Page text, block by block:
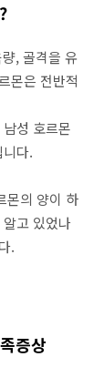
, 골격을 유
몬은 전반적
성 호르몬
다.
몬의 양이 하
고 있었나
.
증상